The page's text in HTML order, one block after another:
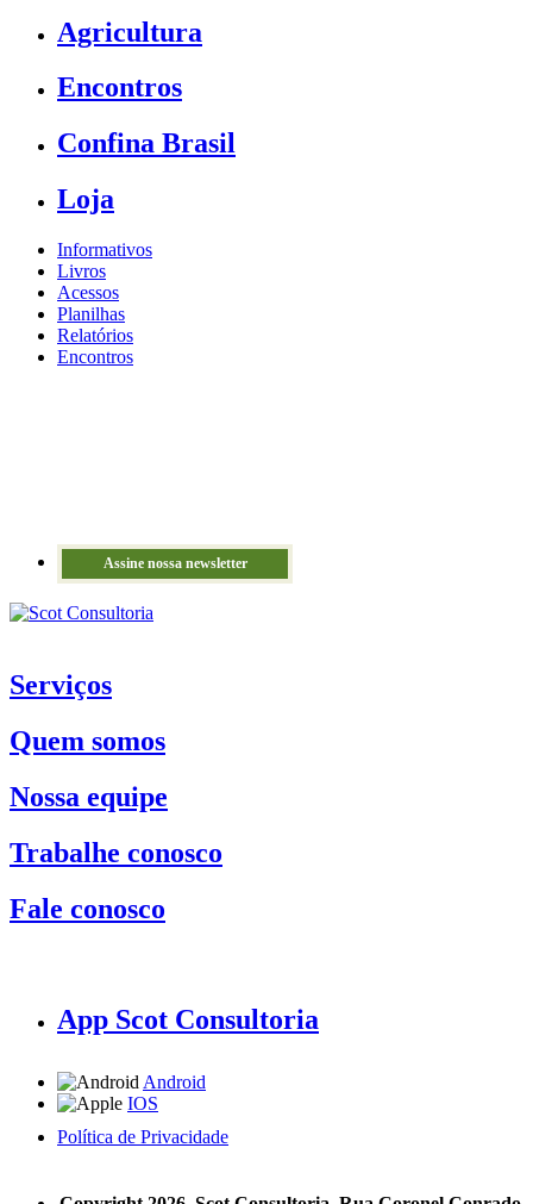
Agricultura
Encontros
Confina Brasil
Loja
Informativos
Livros
Acessos
Planilhas
Relatórios
Encontros
Assine nossa newsletter
Serviços
Quem somos
Nossa equipe
Trabalhe conosco
Fale conosco
App Scot Consultoria
Android
IOS
Política de Privacidade